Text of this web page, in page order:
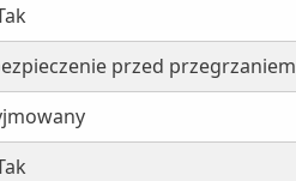
przed przegrzaniem